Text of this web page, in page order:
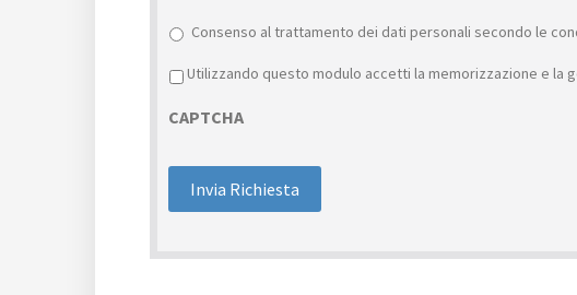
Consenso al trattamento dei dati personali secondo le
Privacy *
Utilizzando questo modulo accetti la memorizzazione e la
CAPTCHA